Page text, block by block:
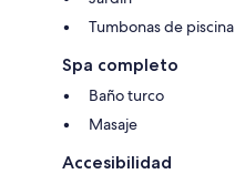
Tumbonas de piscina
Spa completo
Baño turco
Masaje
Accesibilidad